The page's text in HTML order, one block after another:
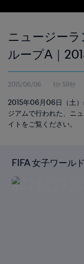
ニュージー
ループA｜
ップ カナダ
2015/06/06 1分 59秒
2015年06月06日（土）
ジアムで行われた、ニ
イトをご覧ください。
FIFA 女子ワール
5の全ゴールを見る